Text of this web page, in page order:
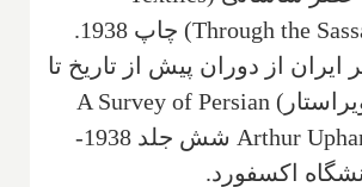
Through the) چاپ 1938.
ایران از دوران پیش از تاریخ تا
A Survey of Persian
Arthur
شش جلد 1938-